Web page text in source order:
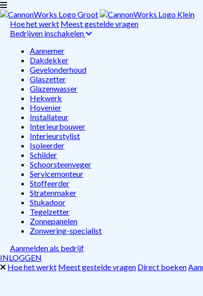
Hoe het werkt Meest gestelde vragen
Bedrijven inschakelen
Aannemer
Dakdekker
Gevelonderhoud
Glaszetter
Glazenwasser
Hekwerk
Hovenier
Installateur
Interieurbouwer
Interieurstylist
Isoleerder
Schilder
Schoorsteenveger
Servicemonteur
Stoffeerder
Stratenmaker
Stukadoor
Tegelzetter
Zonnepanelen
Zonwering-specialist
Aanmelden als bedrijf
INLOGGEN
Hoe het werkt Meest gestelde vragen Direct boeken